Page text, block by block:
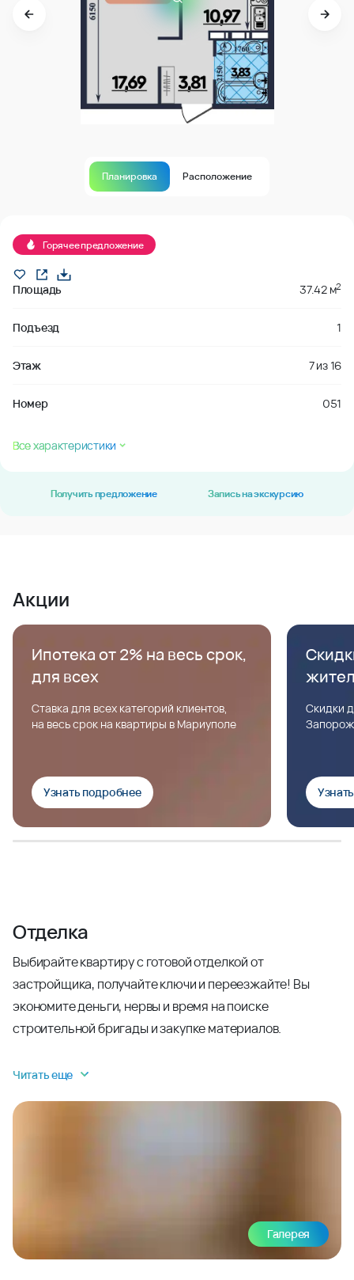
Планировка Расположение
Горячее предложение
Площадь 37.42 м2
Подъезд 1
Этаж 7из16
Номер 051
Все характеристики
Получить предложение Запись на экскурсию
Акции
Ипотека от 2% на весь срок,
для всех
Ставка для всех категорий клиентов,
на весь срок на квартиры в Мариуполе
Узнать подробнее
Скидки
Отделка
Выбирайте квартиру с готовой отделкой от
застройщика, получайте ключи и переезжайте! Вы
экономите деньги, нервы и время на поиске
строительной бригады и закупке материалов.
Читать еще
Галерея